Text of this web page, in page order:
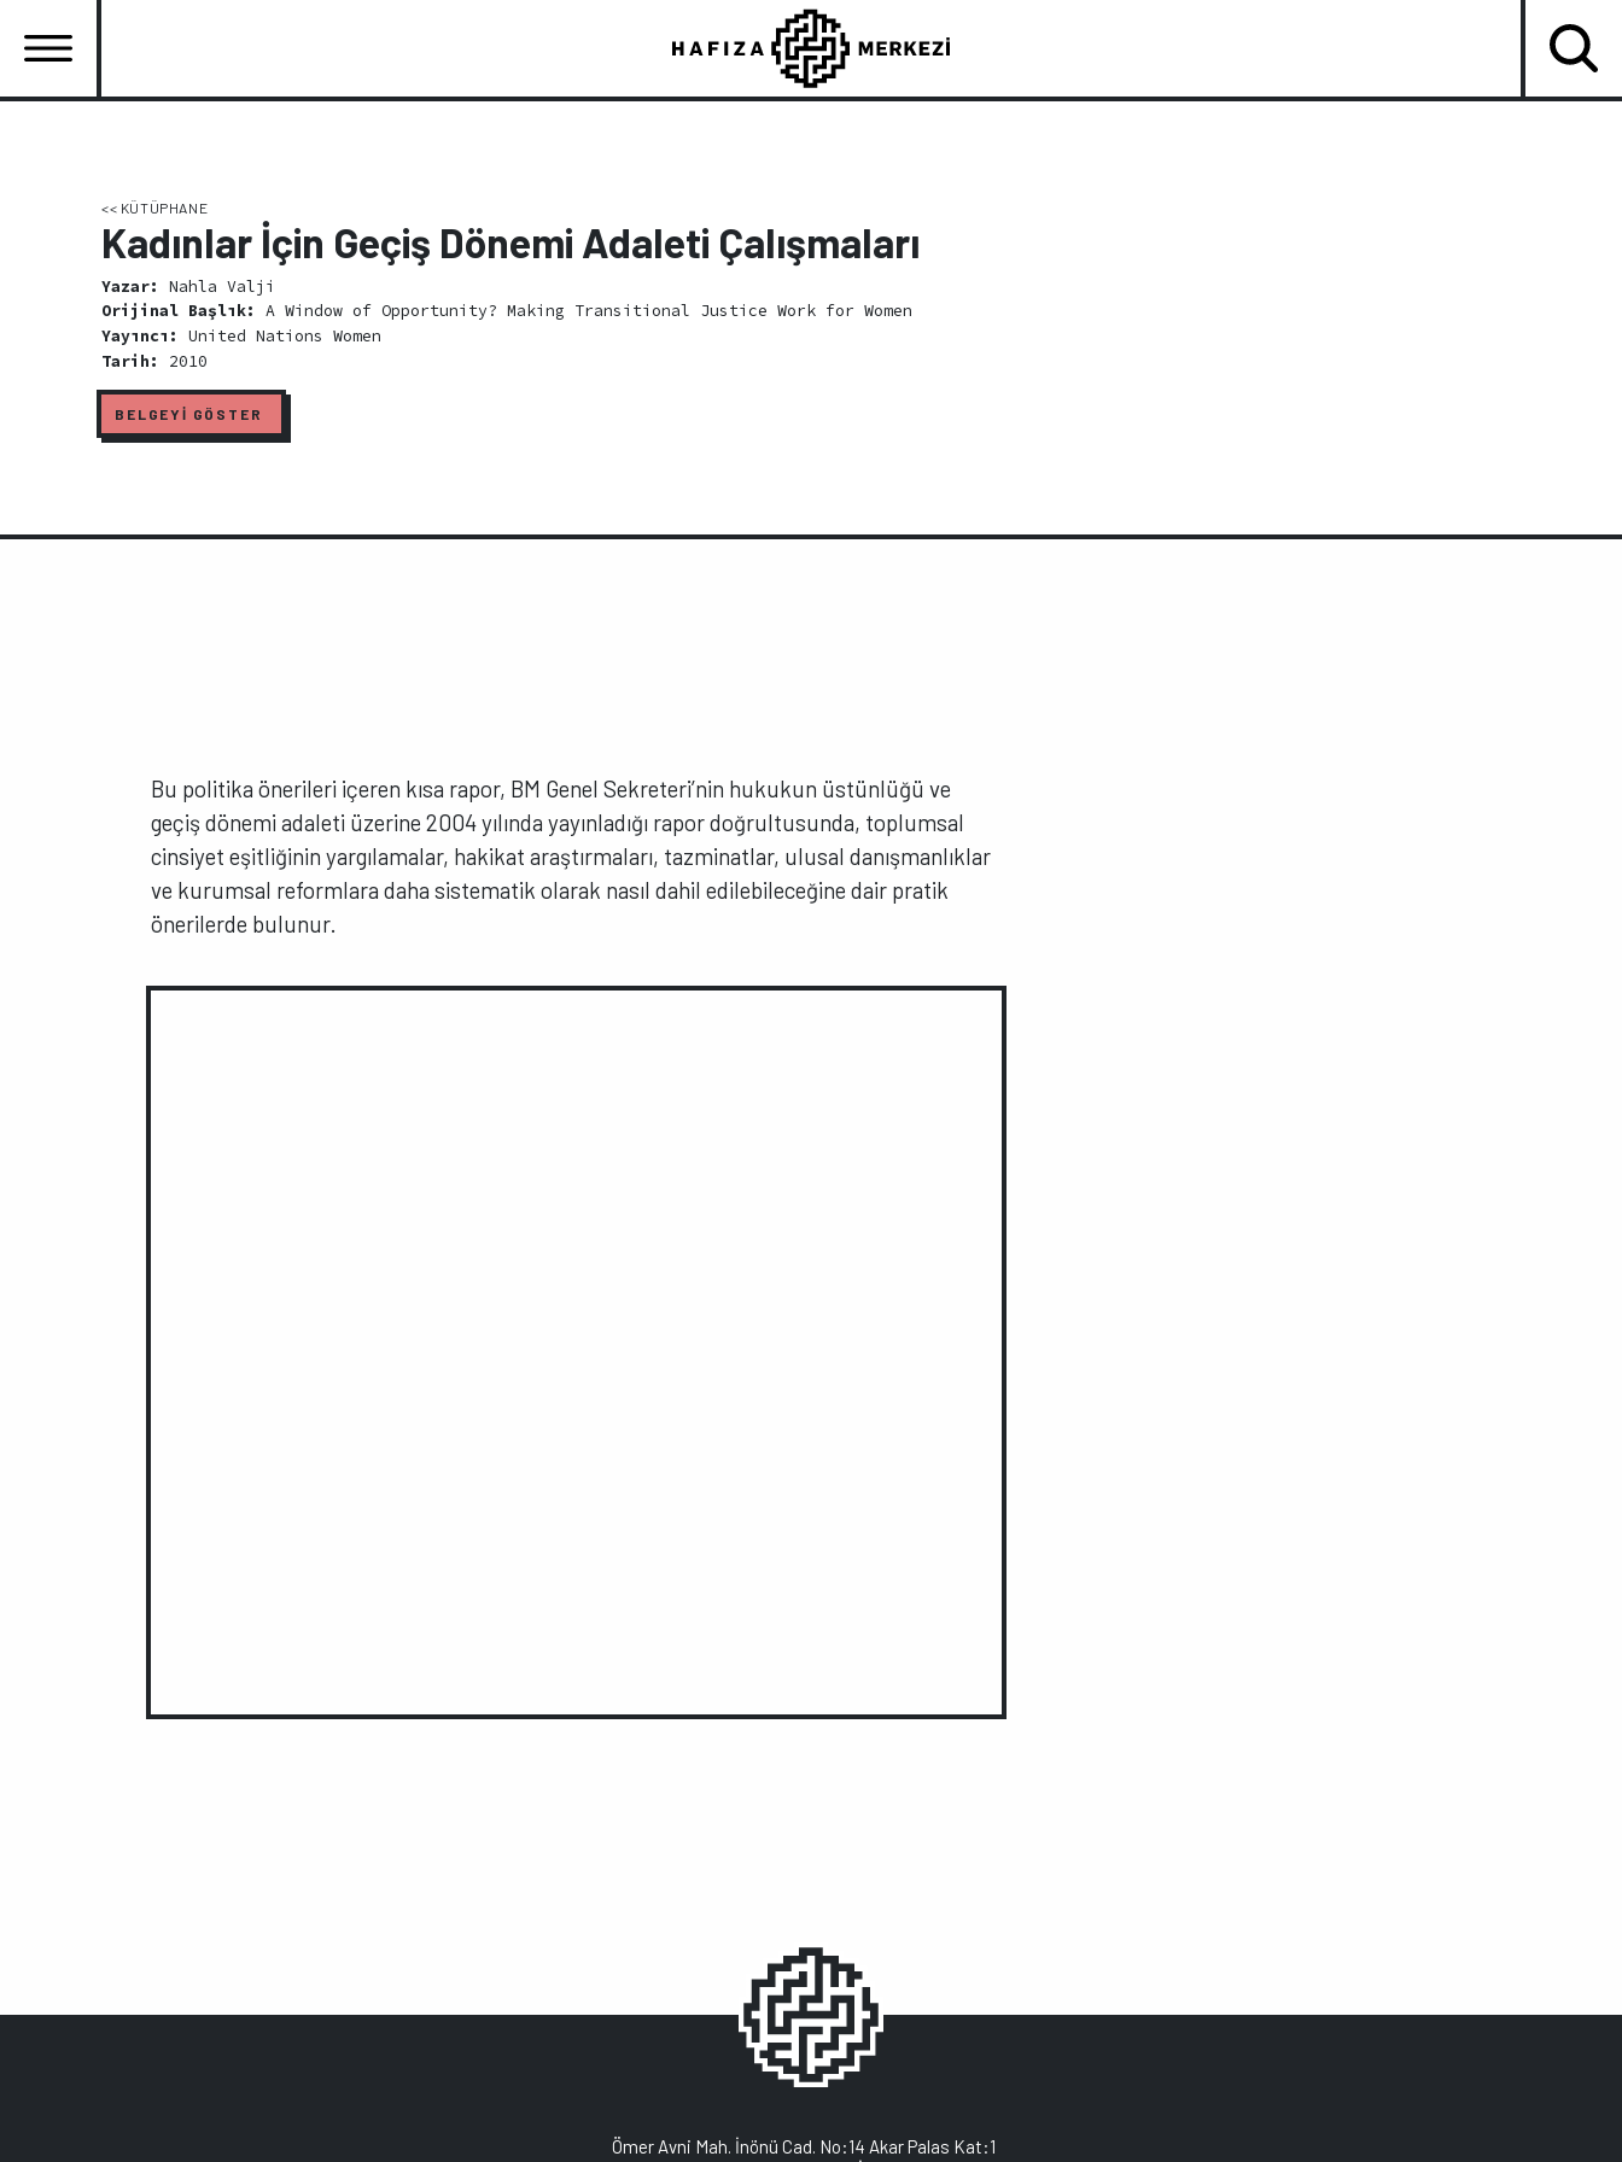
atla
menüsü<< KÜTÜPHANE
Kadınlar İçin Geçiş Dönemi Adaleti Çalışmaları
Yazar:
Nahla Valji
Orijinal Başlık:
A Window of Opportunity? Making Transitional Justice Work for Women
Yayıncı:
United Nations Women
Tarih:
2010
BELGEYİ GÖSTER
Bu politika önerileri içeren kısa rapor, BM Genel Sekreteri’nin hukukun üstünlüğü ve
geçiş dönemi adaleti üzerine 2004 yılında yayınladığı rapor doğrultusunda, toplumsal
cinsiyet eşitliğinin yargılamalar, hakikat araştırmaları, tazminatlar, ulusal danışmanlıklar
ve kurumsal reformlara daha sistematik olarak nasıl dahil edilebileceğine dair pratik
önerilerde bulunur.
Ömer Avni Mah. İnönü Cad. No:14 Akar Palas Kat:1